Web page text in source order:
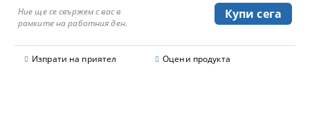
Ние ще се свържем с вас в
рамките на работния ден.
Изпрати на приятел Оцени продукта